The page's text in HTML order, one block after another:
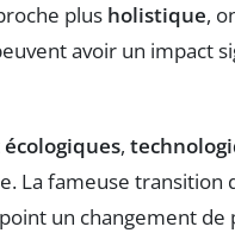
plus holistique,
avoir un impact
écologiques,
La fameuse transition
un changement